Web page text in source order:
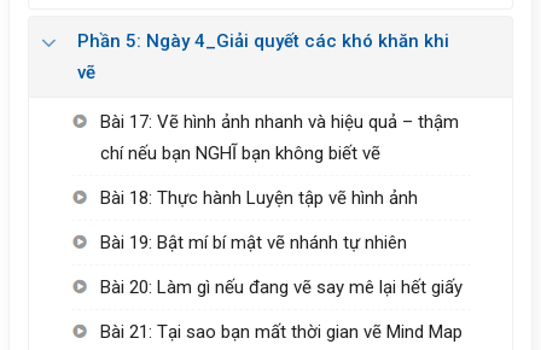
Phần 5: Ngày 4_Giải quyết các khó khăn khi
vẽ
Bài 17: Vẽ hình ảnh nhanh và hiệu quả – thậm
chí nếu bạn NGHĨ bạn không biết vẽ
Bài 18: Thực hành Luyện tập vẽ hình ảnh
Bài 19: Bật mí bí mật vẽ nhánh tự nhiên
Bài 20: Làm gì nếu đang vẽ say mê lại hết giấy
Bài 21: Tại sao bạn mất thời gian vẽ Mind Map